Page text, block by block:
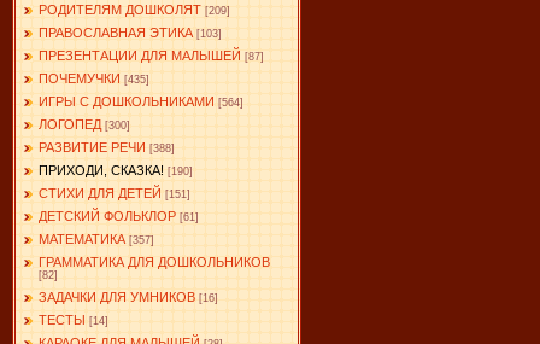
РОДИТЕЛЯМ ДОШКОЛЯТ [209]
ПРАВОСЛАВНАЯ ЭТИКА [103]
ПРЕЗЕНТАЦИИ ДЛЯ МАЛЫШЕЙ [87]
ПОЧЕМУЧКИ [435]
ИГРЫ С ДОШКОЛЬНИКАМИ [564]
ЛОГОПЕД [300]
РАЗВИТИЕ РЕЧИ [388]
ПРИХОДИ, СКАЗКА! [190]
СТИХИ ДЛЯ ДЕТЕЙ [151]
ДЕТСКИЙ ФОЛЬКЛОР [61]
МАТЕМАТИКА [357]
ГРАММАТИКА ДЛЯ ДОШКОЛЬНИКОВ
[82]
ЗАДАЧКИ ДЛЯ УМНИКОВ [16]
ТЕСТЫ [14]